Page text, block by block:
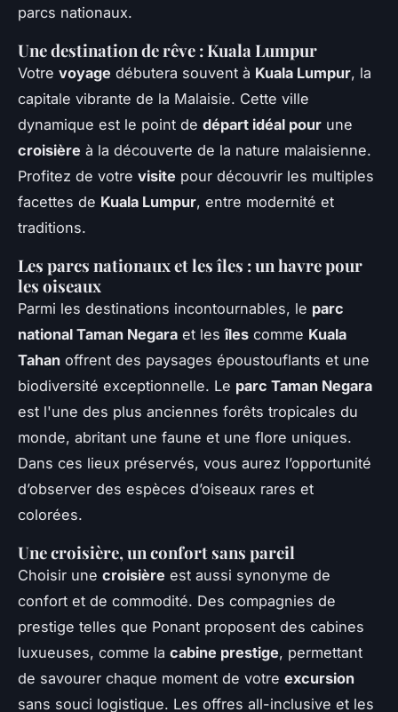
parcs nationaux.
Une destination de rêve : Kuala Lumpur
Votre voyage débutera souvent à Kuala Lumpur, la
capitale vibrante de la Malaisie. Cette ville
dynamique est le point de départ idéal pour une
croisière à la découverte de la nature malaisienne.
Profitez de votre visite pour découvrir les multiples
facettes de Kuala Lumpur, entre modernité et
traditions.
Les parcs nationaux et les îles : un havre pour
les oiseaux
Parmi les destinations incontournables, le parc
national Taman Negara et lesîles comme Kuala
Tahan offrent des paysages époustouflants et une
biodiversité exceptionnelle. Le parc Taman Negara
est l'une des plus anciennes forêts tropicales du
monde, abritant une faune et une flore uniques.
Dans ces lieux préservés, vous aurez l’opportunité
d’observer des espèces d’oiseaux rares et
colorées.
Une croisière, un confort sans pareil
Choisir une croisière est aussi synonyme de
confort et de commodité. Des compagnies de
prestige telles que Ponant proposent des cabines
luxueuses, comme la cabine prestige, permettant
de savourer chaque moment de votre excursion
sans souci logistique. Les offres all-inclusive et les